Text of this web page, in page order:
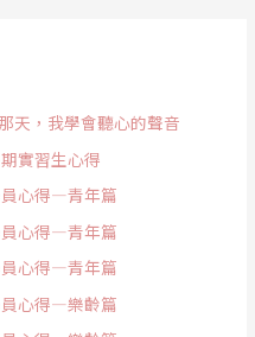
天，我學會聽心的聲音
實習生心得
員心得—青年篇
員心得—青年篇
員心得—青年篇
員心得—樂齡篇